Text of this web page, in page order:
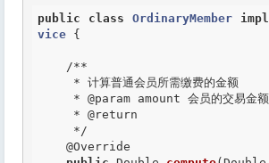
public class OrdinaryMember
vice {
/**
     *
@param amount 会员的交易金额
     *
@return
     */
@Override